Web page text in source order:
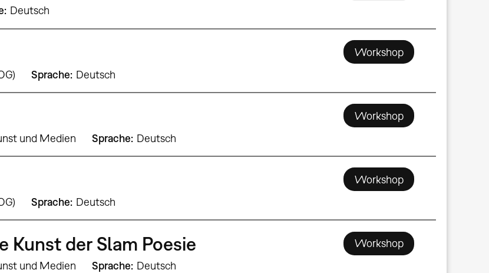
Deutsch
Sprache Deutsch
Workshop
und Medien Sprache Deutsch
Workshop
Sprache Deutsch
Workshop
Kunst der Slam Poesie
und Medien Sprache Deutsch
Workshop